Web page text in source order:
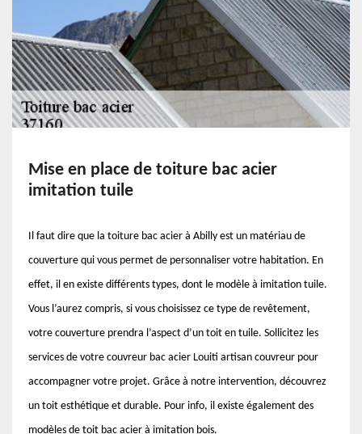
Mise en place de toiture bac acier
imitation tuile
Il faut dire que la toiture bac acier à Abilly est un matériau de
couverture qui vous permet de personnaliser votre habitation. En
effet, il en existe différents types, dont le modèle à imitation tuile.
Vous l’aurez compris, si vous choisissez ce type de revêtement,
votre couverture prendra l’aspect d’un toit en tuile. Sollicitez les
services de votre couvreur bac acier Louiti artisan couvreur pour
accompagner votre projet. Grâce à notre intervention, découvrez
un toit esthétique et durable. Pour info, il existe également des
modèles de toit bac acier à imitation bois.